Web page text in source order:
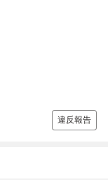
違反報告